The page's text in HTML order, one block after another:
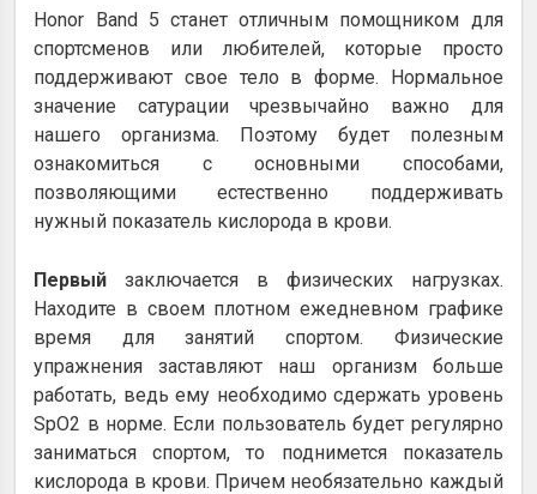
Honor Band 5 станет отличным помощником для
спортсменов или любителей, которые просто
поддерживают свое тело в форме. Нормальное
значение сатурации чрезвычайно важно для
нашего организма. Поэтому будет полезным
ознакомиться с основными способами,
позволяющими естественно поддерживать
нужный показатель кислорода в крови.
Первый заключается в физических нагрузках.
Находите в своем плотном ежедневном графике
время для занятий спортом. Физические
упражнения заставляют наш организм больше
работать, ведь ему необходимо сдержать уровень
SpO2 в норме. Если пользователь будет регулярно
заниматься спортом, то поднимется показатель
кислорода в крови. Причем необязательно каждый